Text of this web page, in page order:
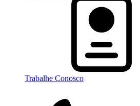
Trabalhe Conosco